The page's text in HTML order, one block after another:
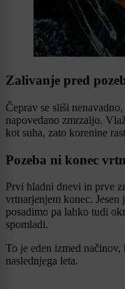
Zalivanje pred
Čeprav se sliši
napovedano zmrzaljo.
kot suha, zato korenine
Pozeba ni konec
Prvi hladni dnevi in prve
vrtnarjenjem konec. Jesen
posadimo pa lahko tudi
spomladi.
To je eden izmed
naslednjega leta.